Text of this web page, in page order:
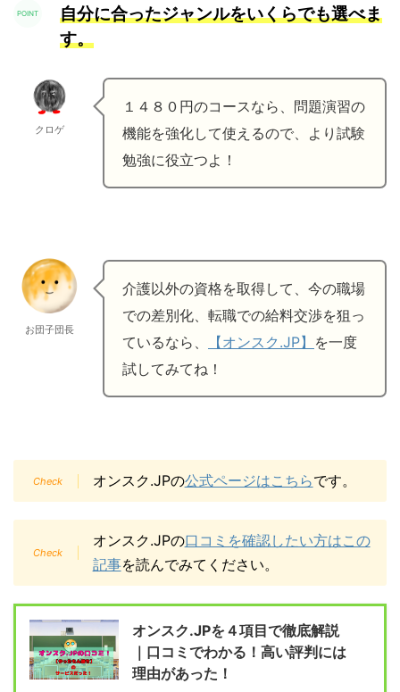
自分に合ったジャンルをいくらでも選べま
す。
クロゲ
１４８０円のコースなら、問題演習の
機能を強化して使えるので、より試験
勉強に役立つよ！
お団子団長
介護以外の資格を取得して、今の職場
での差別化、転職での給料交渉を狙っ
ているなら、
【オンスク.JP】 を一度
試してみてね！
オンスク.JPの公式ページはこちらです。
オンスク.JPの口コミを確認したい方はこの
記事を読んでみてください。
オンスク.JPを４項目で徹底解説
｜口コミでわかる！高い評判には
理由があった！